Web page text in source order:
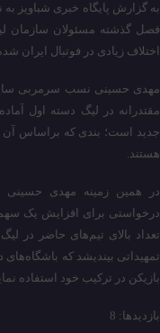
به گزارش پایگاه خبری شباویز
فصل گذشته مسئولان سازمان
اختلاف زیادی در فوتبال ایران
مهدی حسینی نسب سرمربی
مقتدرانه در لیگ دسته اول
هستند.
در همین زمینه مهدی حسینی
درخواستی برای افزایش یک
تعداد بالای تیم‌های حاضر در
بازیکن در ترکیب خود استفاده
بازدیدها: 8